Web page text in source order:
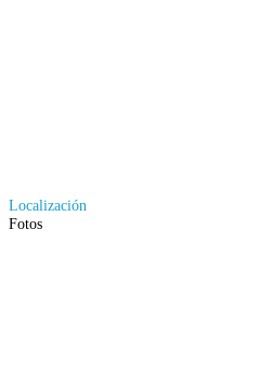
Localización
Fotos